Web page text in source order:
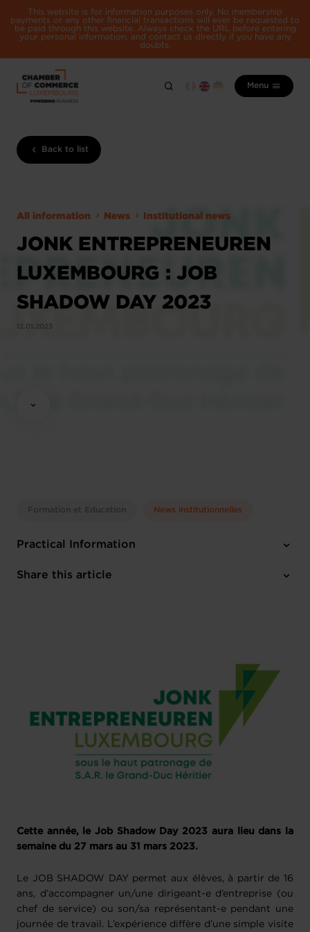
This website is for information purposes only. No membership
payments or any other financial transactions will ever be requested to
be paid through this website. Always check the URL before entering
your personal information, and contact us directly if you have any
doubts.
Menu
Back to list
All information News Institutional news
JONK ENTREPRENEUREN
LUXEMBOURG : JOB
SHADOW DAY 2023
12.01.2023
Formation et Education News institutionnelles
Practical Information
1 attachment
Share this article
Cette année, le Job Shadow Day 2023 aura lieu dans la
semaine du 27 mars au 31 mars 2023.
Le JOB SHADOW DAY permet aux élèves, à partir de 16
ans, d’accompagner un/une dirigeant-e d’entreprise (ou
chef de service) ou son/sa représentant-e pendant une
journée de travail. L’expérience diffère d’une simple visite